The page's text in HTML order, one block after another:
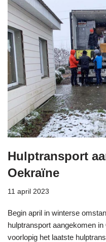
Hulptransport
Oekraïne
11 april 2023
Begin april in winterse
hulptransport aangekomen
voorlopig het laatste